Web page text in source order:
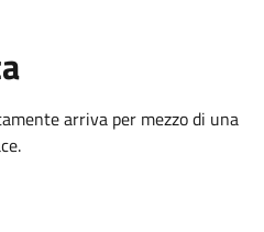
arriva per mezzo di una